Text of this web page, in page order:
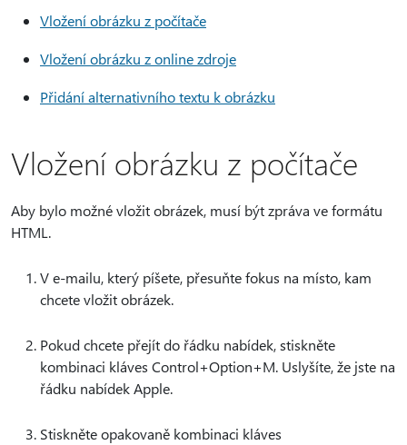
Vložení obrázku z počítače
Vložení obrázku z online zdroje
Přidání alternativního textu k obrázku
Vložení obrázku z počítače
Aby bylo možné vložit obrázek, musí být zpráva ve formátu
HTML.
V e-mailu, který píšete, přesuňte fokus na místo, kam
chcete vložit obrázek.
Pokud chcete přejít do řádku nabídek, stiskněte
kombinaci kláves Control+Option+M. Uslyšíte, že jste na
řádku nabídek Apple.
Stiskněte opakovaně kombinaci kláves